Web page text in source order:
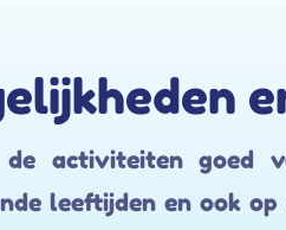
activiteiten goed
leeftijden en ook op